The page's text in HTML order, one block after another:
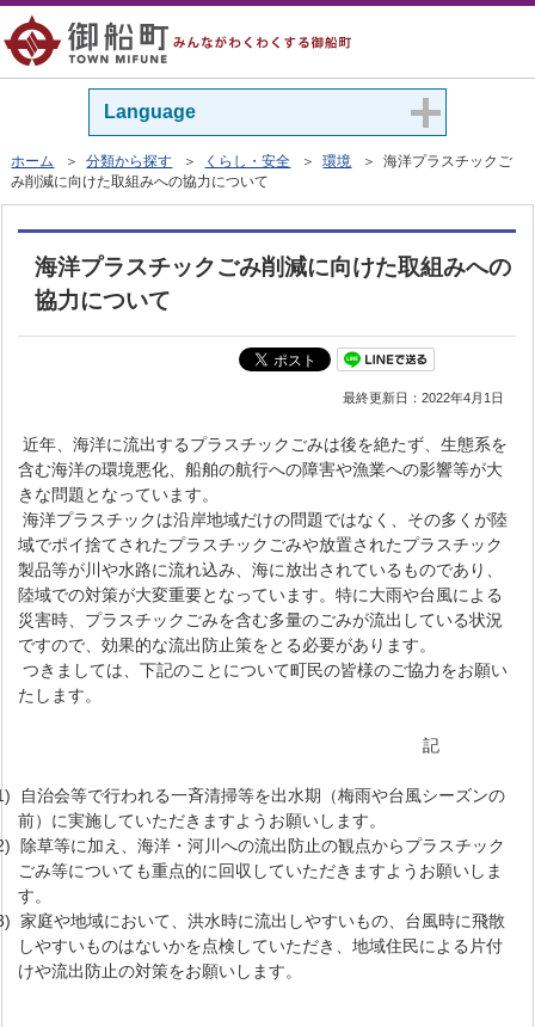
Language
ホーム ＞分類から探す ＞ くらし・安全 ＞環境 ＞ 海洋プラスチックご
み削減に向けた取組みへの協力について
海洋プラスチックごみ削減に向けた取組みへの
協力について
最終更新日：2022年4月1日
近年、海洋に流出するプラスチックごみは後を絶たず、生態系を
含む海洋の環境悪化、船舶の航行への障害や漁業への影響等が大
きな問題となっています。
海洋プラスチックは沿岸地域だけの問題ではなく、その多くが陸
域でポイ捨てされたプラスチックごみや放置されたプラスチック
製品等が川や水路に流れ込み、海に放出されているものであり、
陸域での対策が大変重要となっています。特に大雨や台風による
災害時、プラスチックごみを含む多量のごみが流出している状況
ですので、効果的な流出防止策をとる必要があります。
つきましては、下記のことについて町民の皆様のご協力をお願い
たします。
記
自治会等で行われる一斉清掃等を出水期（梅雨や台風シーズンの
前）に実施していただきますようお願いします。
除草等に加え、海洋・河川への流出防止の観点からプラスチック
ごみ等についても重点的に回収していただきますようお願いしま
す。
家庭や地域において、洪水時に流出しやすいもの、台風時に飛散
しやすいものはないかを点検していただき、地域住民による片付
けや流出防止の対策をお願いします。